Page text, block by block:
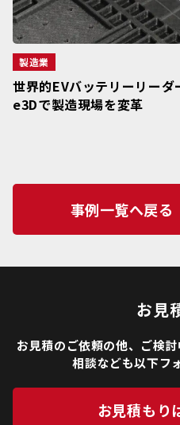
製造業
世界的EVバッテリーリー
e3Dで製造現場を変革
事例一覧へ戻る
お見
お見積のご依頼の他、ご
相談なども以下フ
お見積もり